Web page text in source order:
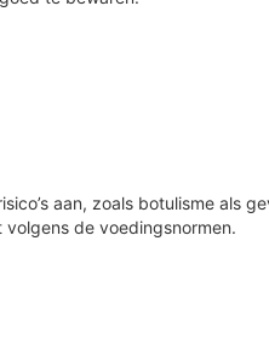
aan, zoals botulisme als
de voedingsnormen.